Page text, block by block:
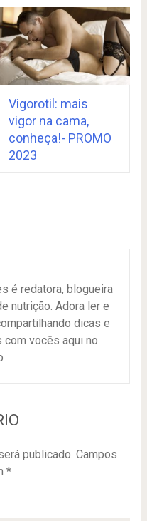
Vigorotil: mais
vigor na cama,
conheça!- PROMO
2023
é redatora, blogueira
nutrição. Adora ler e
dicas e
vocês aqui no
publicado. Campos
*